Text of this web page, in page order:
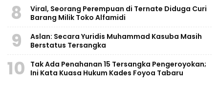
8
Viral, Seorang Perempuan di Ternate Diduga Curi
Barang Milik Toko Alfamidi
9
Aslan: Secara Yuridis Muhammad Kasuba Masih
Berstatus Tersangka
10
Tak Ada Penahanan 15 Tersangka Pengeroyokan;
Ini Kata Kuasa Hukum Kades Foyoa Tabaru